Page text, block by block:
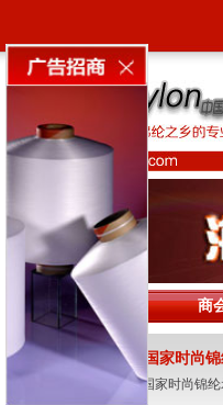
首页 商
“国家时尚
“国家时尚锦